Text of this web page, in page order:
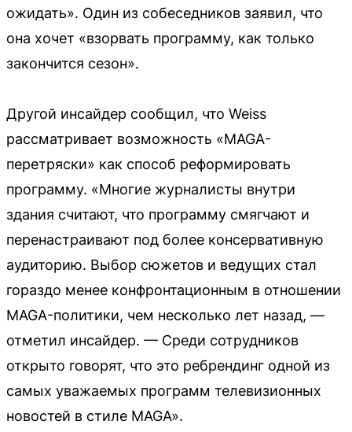
ожидать». Один из собеседников заявил, что
она хочет «взорвать программу, как только
закончится сезон».
Другой инсайдер сообщил, что Weiss
рассматривает возможность «MAGA-
перетряски» как способ реформировать
программу. «Многие журналисты внутри
здания считают, что программу смягчают и
перенастраивают под более консервативную
аудиторию. Выбор сюжетов и ведущих стал
гораздо менее конфронтационным в отношении
MAGA-политики, чем несколько лет назад, —
отметил инсайдер. — Среди сотрудников
открыто говорят, что это ребрендинг одной из
самых уважаемых программ телевизионных
новостей в стиле MAGA».